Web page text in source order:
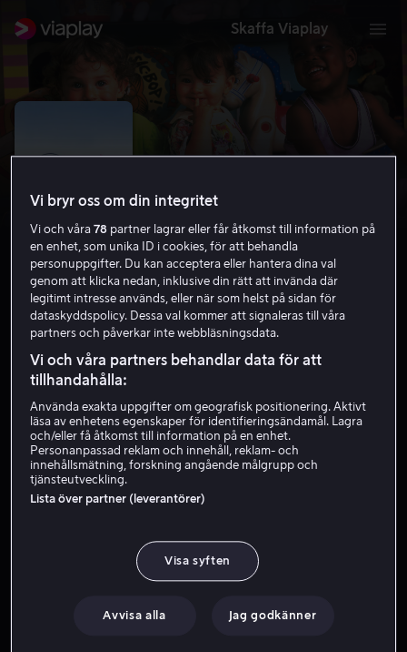
Skaffa Viaplay
Titta, hon snackar också!
4.7 Komedi 1990 1 h 17 min
7 år
HD
Hyr 39 kr
Köp 109 kr
Mikey har precis fått en lillasyster och har lite svårt att
Mikey har precis fått en lillasyster och har lite svårt att
vänja sig vid att inte få hela uppmärksamheten själv...
Medverkande John Travolta Kirstie Alley
Olympia
Vi bryr oss om din integritet
Vi och våra78 partner lagrar eller får åtkomst till information på
en enhet, som unika ID i cookies, för att behandla
personuppgifter. Du kan acceptera eller hantera dina val
genom att klicka nedan, inklusive din rätt att invända där
legitimt intresse används, eller när som helst på sidan för
dataskyddspolicy. Dessa val kommer att signaleras till våra
partners och påverkar inte webbläsningsdata.
Vi och våra partners behandlar data för att
tillhandahålla:
Använda exakta uppgifter om geografisk positionering. Aktivt
läsa av enhetens egenskaper för identifieringsändamål. Lagra
och/eller få åtkomst till information på en enhet.
Personanpassad reklam och innehåll, reklam- och
innehållsmätning, forskning angående målgrupp och
tjänsteutveckling.
Lista över partner (leverantörer)
Visa syften
Avvisa alla Jag godkänner